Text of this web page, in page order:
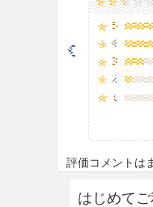
評価コメントは
はじめて